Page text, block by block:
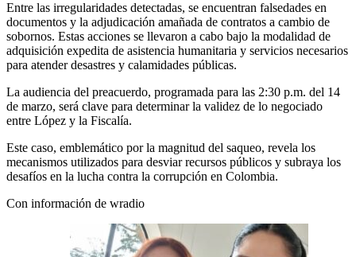
Entre las irregularidades detectadas, se encuentran falsedades en
documentos y la adjudicación amañada de contratos a cambio de
sobornos. Estas acciones se llevaron a cabo bajo la modalidad de
adquisición expedita de asistencia humanitaria y servicios necesarios
para atender desastres y calamidades públicas.
La audiencia del preacuerdo, programada para las 2:30 p.m. del 14
de marzo, será clave para determinar la validez de lo negociado
entre López y la Fiscalía.
Este caso, emblemático por la magnitud del saqueo, revela los
mecanismos utilizados para desviar recursos públicos y subraya los
desafíos en la lucha contra la corrupción en Colombia.
Con información de wradio